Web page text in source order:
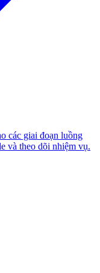
các giai đoạn luồng
và theo dõi nhiệm vụ.